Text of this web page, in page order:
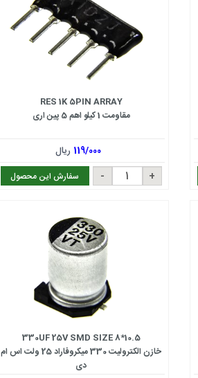
RES 1K 5PIN ARRAY
مقاومت 1 کیلو اهم 5 پین اری
119/000 ریال
سفارش این محصول
330UF 25V SMD SIZE 8*10.5
خازن الکترولیت 330 میکروفاراد 25 ولت اس ام
دی